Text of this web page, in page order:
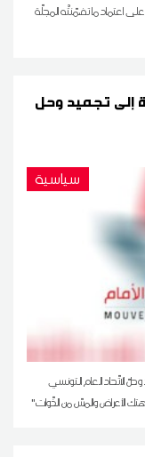
اعتماد ما تضمّنتْه المجلّة
إلى تجميد وحل
سياسية
الاتّحاد العام التونسي
الأعراض والمسّ من الذّوات"